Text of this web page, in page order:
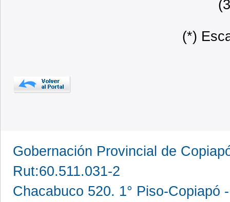
(*)
Gobernación Provincial de
Rut:60.511.031-2
Chacabuco 520. 1° Piso-Copiapó